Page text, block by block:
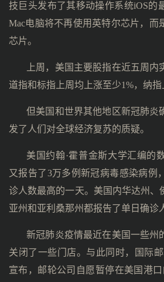
技巨头发布了其移动操作系统iOS的
Mac电脑将不再使用英特尔芯片，而
芯片。
上周，美国主要股指在近五周内
道指和标指上周均上涨至少1%，纳指
但美国和世界其他地区新冠肺炎
发了人们对全球经济复苏的质疑。
美国约翰·霍普金斯大学汇编的
又报告了3万多例新冠病毒感染病例
诊人数最高的一天。美国内华达州、
亚州和亚利桑那州都报告了单日确诊
新冠肺炎疫情最近在美国一些州
关闭了一些门店。与此同时，国际
宣布，邮轮公司自愿暂停在美国港